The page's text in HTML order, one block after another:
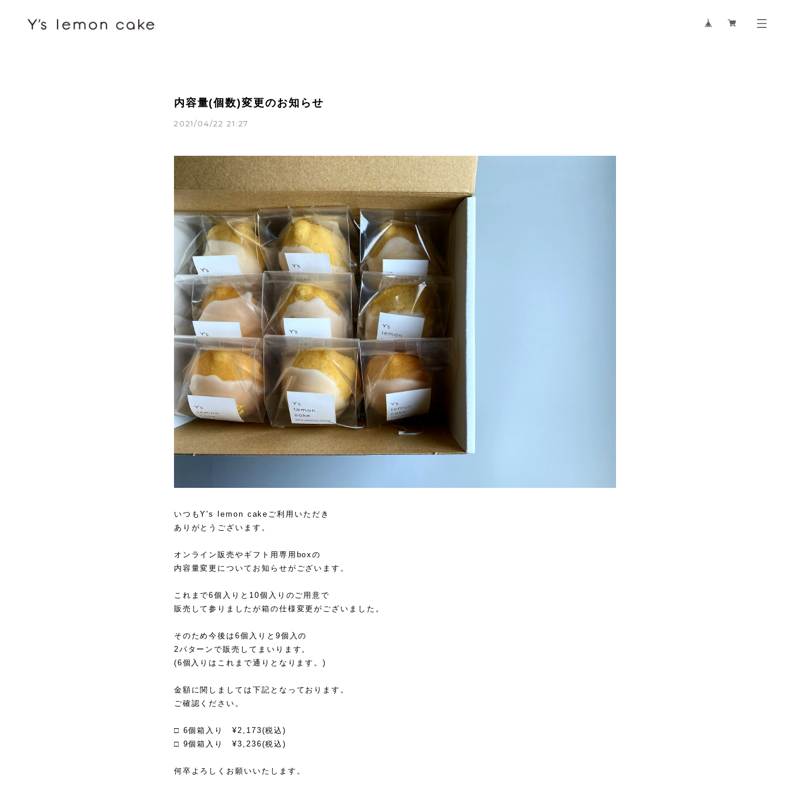
内容量(個数)変更のお知らせ
2021/04/22 21:27
いつもY's lemon cakeご利用いただき
ありがとうございます。
オンライン販売やギフト用専用boxの
内容量変更についてお知らせがございます。
これまで6個入りと10個入りのご用意で
販売して参りましたが箱の仕様変更がございました。
そのため今後は6個入りと9個入の
2パターンで販売してまいります。
(6個入りはこれまで通りとなります。)
金額に関しましては下記となっております。
ご確認ください。
□ 6個箱入り ¥2,173(税込)
□ 9個箱入り ¥3,236(税込)
何卒よろしくお願いいたします。